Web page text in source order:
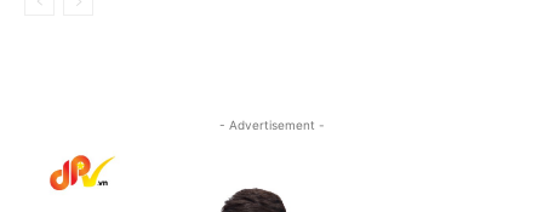
- Advertisement -